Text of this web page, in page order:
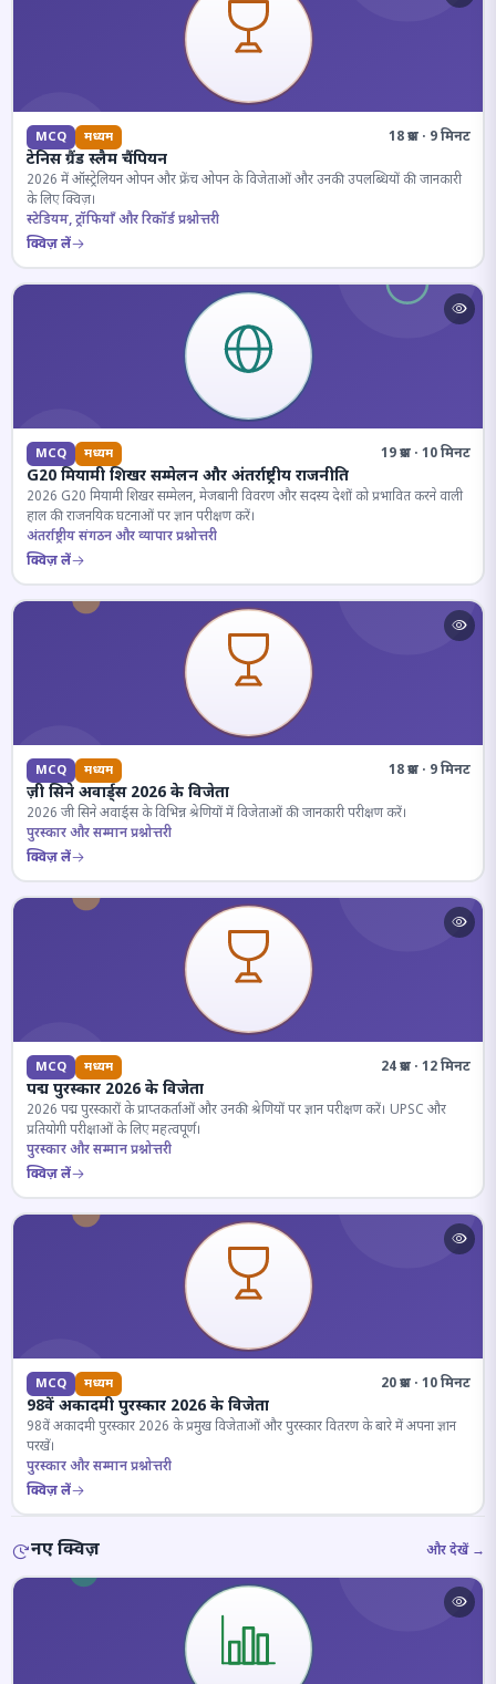
MCQ मध्यम 18 प्रश्न · 9 मिनट
टेनिस ग्रैंड स्लैम चैंपियन
2026 में ऑस्ट्रेलियन ओपन और फ्रेंच ओपन के विजेताओं और उनकी उपलब्धियों की जानकारी
के लिए क्विज़।
स्टेडियम, ट्रॉफियाँ और रिकॉर्ड प्रश्नोत्तरी
क्विज़ लें
MCQ मध्यम 19 प्रश्न · 10 मिनट
G20 मियामी शिखर सम्मेलन और अंतर्राष्ट्रीय राजनीति
2026 G20 मियामी शिखर सम्मेलन, मेजबानी विवरण और सदस्य देशों को प्रभावित करने वाली
हाल की राजनयिक घटनाओं पर ज्ञान परीक्षण करें।
अंतर्राष्ट्रीय संगठन और व्यापार प्रश्नोत्तरी
क्विज़ लें
MCQ मध्यम 18 प्रश्न · 9 मिनट
ज़ी सिने अवार्ड्स 2026 के विजेता
2026 जी सिने अवार्ड्स के विभिन्न श्रेणियों में विजेताओं की जानकारी परीक्षण करें।
पुरस्कार और सम्मान प्रश्नोत्तरी
क्विज़ लें
MCQ मध्यम 24 प्रश्न · 12 मिनट
पद्म पुरस्कार 2026 के विजेता
2026 पद्म पुरस्कारों के प्राप्तकर्ताओं और उनकी श्रेणियों पर ज्ञान परीक्षण करें। UPSC और
प्रतियोगी परीक्षाओं के लिए महत्वपूर्ण।
पुरस्कार और सम्मान प्रश्नोत्तरी
क्विज़ लें
MCQ मध्यम 20 प्रश्न · 10 मिनट
98वें अकादमी पुरस्कार 2026 के विजेता
98वें अकादमी पुरस्कार 2026 के प्रमुख विजेताओं और पुरस्कार वितरण के बारे में अपना ज्ञान
परखें।
पुरस्कार और सम्मान प्रश्नोत्तरी
क्विज़ लें
नए क्विज़ और देखें →